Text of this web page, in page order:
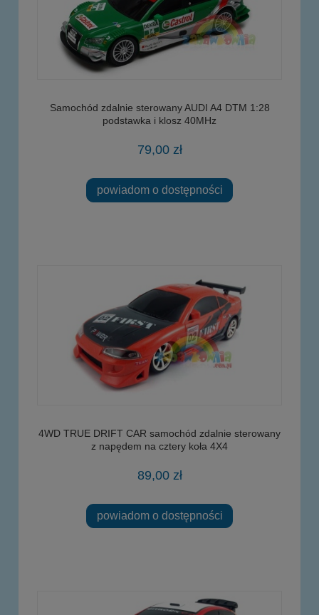
Samochód zdalnie sterowany AUDI A4 DTM 1:28
podstawka i klosz 40MHz
79,00 zł
powiadom o dostępności
4WD TRUE DRIFT CAR samochód zdalnie sterowany
z napędem na cztery koła 4X4
89,00 zł
powiadom o dostępności